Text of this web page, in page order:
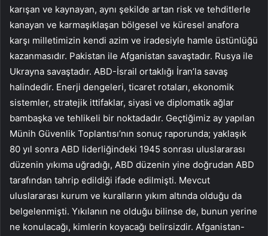
karışan ve kaynayan, aynı şekilde artan risk ve tehditlerle
kanayan ve karmaşıklaşan bölgesel ve küresel anafora
karşı milletimizin kendi azim ve iradesiyle hamle üstünlüğü
kazanmasıdır. Pakistan ile Afganistan savaştadır. Rusya ile
Ukrayna savaştadır. ABD-İsrail ortaklığı İran’la savaş
halindedir. Enerji dengeleri, ticaret rotaları, ekonomik
sistemler, stratejik ittifaklar, siyasi ve diplomatik ağlar
bambaşka ve tehlikeli bir noktadadır. Geçtiğimiz ay yapılan
Münih Güvenlik Toplantısı’nın sonuç raporunda; yaklaşık
80 yıl sonra ABD liderliğindeki 1945 sonrası uluslararası
düzenin yıkıma uğradığı, ABD düzenin yine doğrudan ABD
tarafından tahrip edildiği ifade edilmişti. Mevcut
uluslararası kurum ve kuralların yıkım altında olduğu da
belgelenmişti. Yıkılanın ne olduğu bilinse de, bunun yerine
ne konulacağı, kimlerin koyacağı belirsizdir. Afganistan-